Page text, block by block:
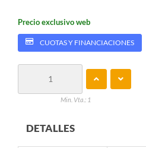
Precio exclusivo web
CUOTAS Y FINANCIACIONES
Min. Vta.: 1
DETALLES